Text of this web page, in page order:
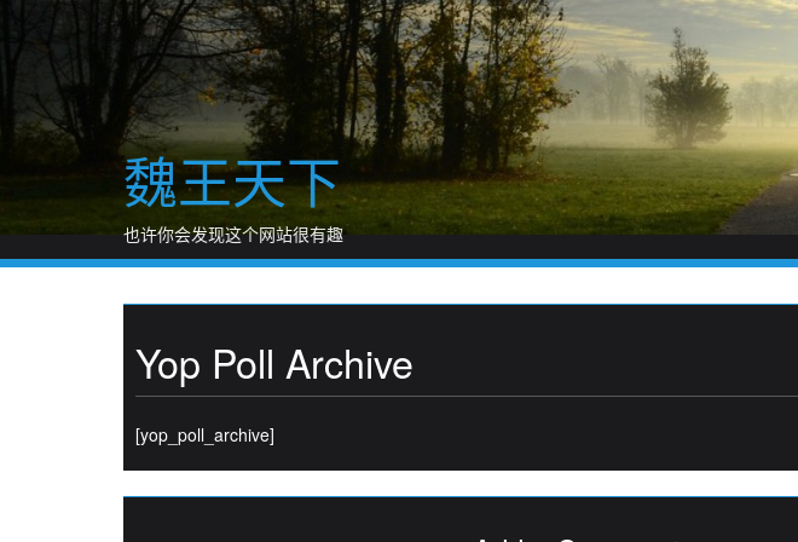
魏王天下
也许你会发现这个网站很有趣
Yop Poll Archive
[yop_poll_archive]